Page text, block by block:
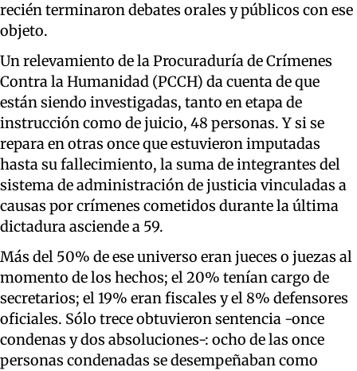
recién terminaron debates orales y públicos con ese
objeto.
Un relevamiento de la Procuraduría de Crímenes
Contra la Humanidad (PCCH) da cuenta de que
están siendo investigadas, tanto en etapa de
instrucción como de juicio, 48 personas. Y si se
repara en otras once que estuvieron imputadas
hasta su fallecimiento, la suma de integrantes del
sistema de administración de justicia vinculadas a
causas por crímenes cometidos durante la última
dictadura asciende a 59.
Más del 50% de ese universo eran jueces o juezas al
momento de los hechos; el 20% tenían cargo de
secretarios; el 19% eran fiscales y el 8% defensores
oficiales. Sólo trece obtuvieron sentencia -once
condenas y dos absoluciones-: ocho de las once
personas condenadas se desempeñaban como